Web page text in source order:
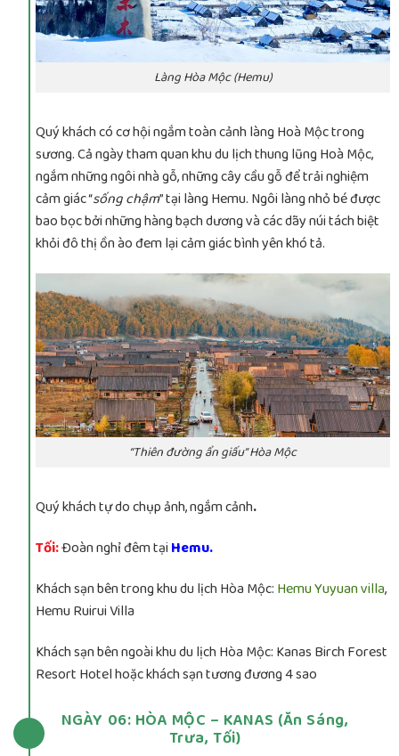
Làng Hòa Mộc (Hemu)
Quý khách có cơ hội ngắm toàn cảnh làng Hoà Mộc trong
sương. Cả ngày tham quan khu du lịch thung lũng Hoà Mộc,
ngắm những ngôi nhà gỗ, những cây cầu gỗ để trải nghiệm
cảm giác “sống chậm” tại làng Hemu. Ngôi làng nhỏ bé được
bao bọc bởi những hàng bạch dương và các dãy núi tách biệt
khỏi đô thị ồn ào đem lại cảm giác bình yên khó tả.
“Thiên đường ẩn giấu” Hòa Mộc
Quý khách tự do chụp ảnh, ngắm cảnh.
Tối:Đoàn nghỉ đêm tại Hemu.
Khách sạn bên trong khu du lịch Hòa Mộc: Hemu Yuyuan villa,
Hemu Ruirui Villa
Khách sạn bên ngoài khu du lịch Hòa Mộc: Kanas Birch Forest
Resort Hotel hoặc khách sạn tương đương 4 sao
NGÀY 06: HÒA MỘC – KANAS (Ăn Sáng,
Trưa, Tối)